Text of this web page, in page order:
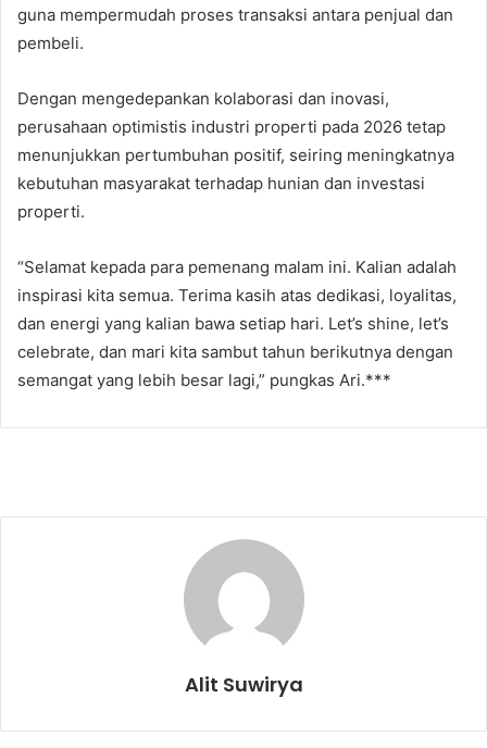
guna mempermudah proses transaksi antara penjual dan
pembeli.
Dengan mengedepankan kolaborasi dan inovasi,
perusahaan optimistis industri properti pada 2026 tetap
menunjukkan pertumbuhan positif, seiring meningkatnya
kebutuhan masyarakat terhadap hunian dan investasi
properti.
“Selamat kepada para pemenang malam ini. Kalian adalah
inspirasi kita semua. Terima kasih atas dedikasi, loyalitas,
dan energi yang kalian bawa setiap hari. Let’s shine, let’s
celebrate, dan mari kita sambut tahun berikutnya dengan
semangat yang lebih besar lagi,” pungkas Ari.***
Alit Suwirya